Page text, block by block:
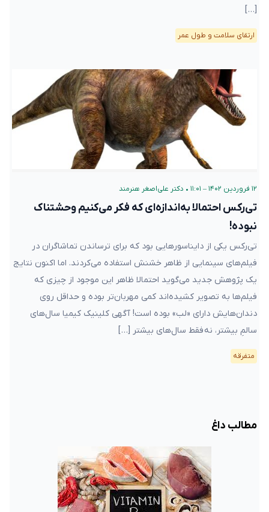
[…]
ارتقای سلامت و طول عمر
۱۲ فروردین ۱۴۰۲ – ۱۱:۰۱ • دکتر علی‌اصغر هنرمند
تی‌رکس احتمالا به‌اندازه‌ای که فکر می‌کنیم وحشتناک
نبوده!
تی‌رکس یکی از دایناسورهایی بود که برای ترساندن تماشاگران در
فیلم‌های سینمایی از ظاهر خشنش استفاده می‌کردند. اما اکنون نتایج
یک پژوهش جدید می‌گوید احتمالا ظاهر این موجود از چیزی که
فیلم‌ها به تصویر کشیده‌اند کمی مهربان‌تر بوده و حداقل روی
دندان‌هایش دارای «لب» بوده است! آگهی کلینیک کیمیا سال‌های
سالمِ بیشتر، نه فقط سال‌های بیشتر […]
متفرقه
مطالب داغ